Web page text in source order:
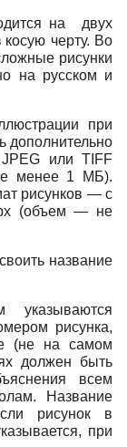
на двух
черту. Во
рисунки
на русском и
при
дополнительно
или TIFF
менее 1 МБ).
рисунков — с
(объем — не
название
рисунка,
(не на самом
должен быть
всем
Название
рисунок в
при